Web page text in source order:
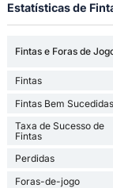
Estatísticas de
Fintas e Foras de
Fintas
Fintas Bem Sucedidas
Taxa de Sucesso de
Fintas
Perdidas
Foras-de-jogo